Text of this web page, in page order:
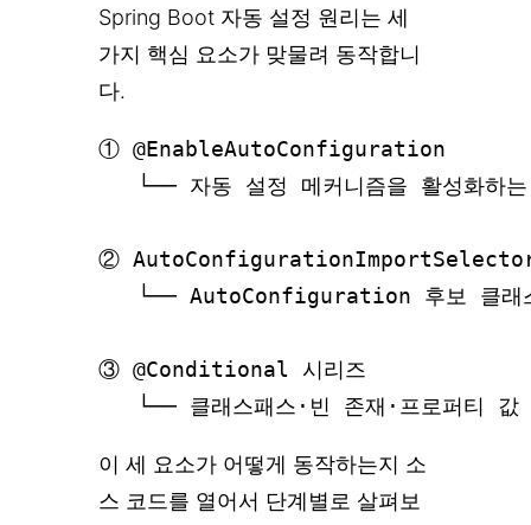
Spring Boot 자동 설정 원리는 세
가지 핵심 요소가 맞물려 동작합니
다.
① @EnableAutoConfiguration
└── 자동 설정 메커니즘을 활성화하
②
└── AutoConfiguration 후보 클래
③ @Conditional 시리즈
이 세 요소가 어떻게 동작하는지 소
스 코드를 열어서 단계별로 살펴보